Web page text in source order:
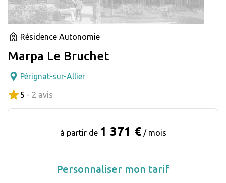
Résidence Autonomie
Marpa Le Bruchet
Pérignat-sur-Allier
5 - 2 avis
à partir de 1 371 € / mois
Personnaliser mon tarif